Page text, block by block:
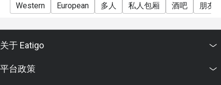
Western European 多人 私人包厢 酒吧 朋友
关于 Eatigo
平台政策